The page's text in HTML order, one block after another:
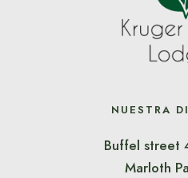
NUESTRA
Buffel street
Marloth